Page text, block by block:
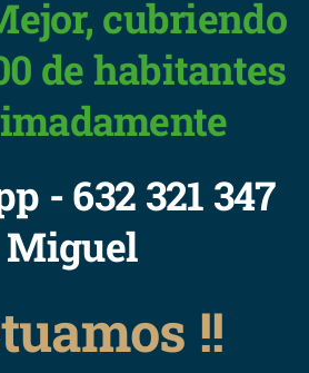
cubriendo
de habitantes
- 632 321 347
Miguel
!!